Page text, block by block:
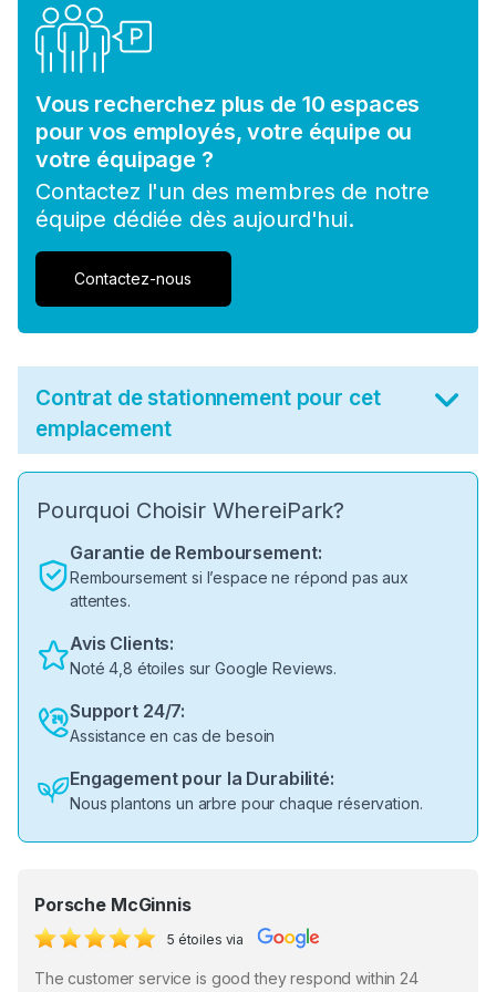
Vous recherchez plus de 10 espaces
pour vos employés, votre équipe ou
votre équipage ?
Contactez l'un des membres de notre
équipe dédiée dès aujourd'hui.
Contactez-nous
Contrat de stationnement pour cet
emplacement
Pourquoi Choisir WhereiPark?
Garantie de Remboursement:
Remboursement si l’espace ne répond pas aux
attentes.
Avis Clients:
Noté 4,8 étoiles sur Google Reviews.
Support 24/7:
Assistance en cas de besoin
Engagement pour la Durabilité:
Nous plantons un arbre pour chaque réservation.
Porsche McGinnis
5 étoiles via
The customer service is good they respond within 24